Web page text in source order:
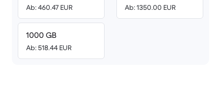
Ab: 460.47 EUR
1000 GB
Ab: 518.44 EUR
Ab: 1350.00 EUR